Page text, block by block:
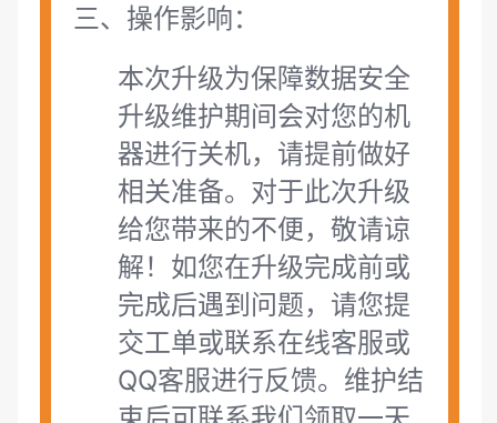
三、操作影响：
本次升级为保障数据安全
升级维护期间会对您的机
器进行关机，请提前做好
相关准备。 对于此次升级
给您带来的不便，敬请谅
解！如您在升级完成前或
完成后遇到问题，请您提
交工单或联系在线客服或
QQ客服进行反馈。维护结